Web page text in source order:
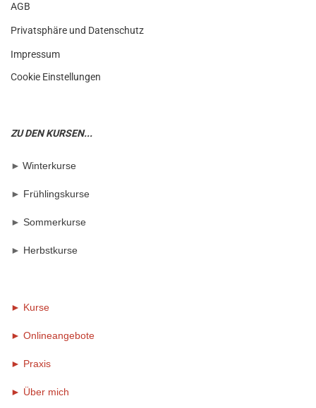
AGB
Privatsphäre und Datenschutz
Impressum
Cookie Einstellungen
ZU DEN KURSEN...
► Winterkurse
► Frühlingskurse
► Sommerkurse
► Herbstkurse
► Kurse
► Onlineangebote
► Praxis
► Über mich